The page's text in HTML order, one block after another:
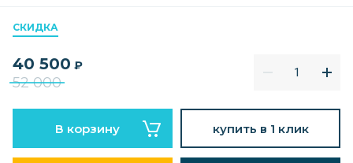
СКИДКА
40 500 ₽
52 000
В корзину купить в 1 клик